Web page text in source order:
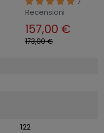
Ruote
Recensioni
157,00 €
173,00 €
122